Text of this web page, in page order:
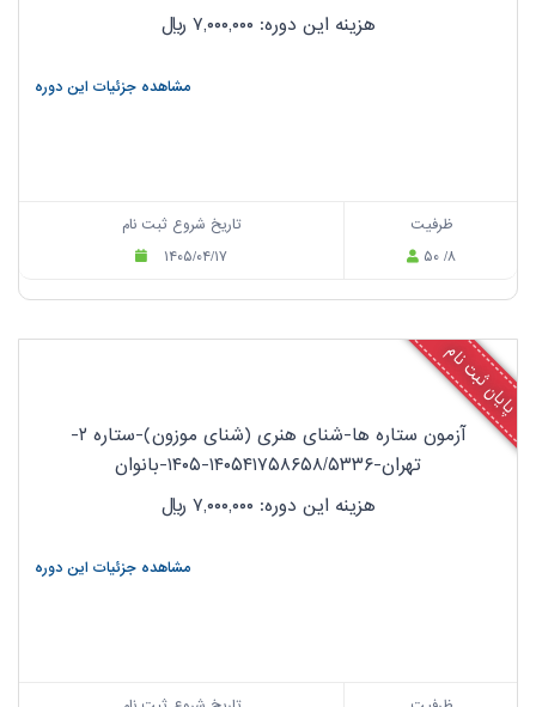
هزینه این دوره: ۷,۰۰۰,۰۰۰
ریال
مشاهده جزئیات این دوره
تاریخ شروع ثبت نام
۱۴۰۵/۰۴/۱۷
ظرفیت
۵۰ /۸
پایان ثبت نام
آزمون ستاره ها-شنای هنری (شنای موزون)-ستاره ۲-
تهران-۱۴۰۵۴۱۷۵۸۶۵۸/۵۳۳۶-۱۴۰۵-بانوان
هزینه این دوره: ۷,۰۰۰,۰۰۰
ریال
مشاهده جزئیات این دوره